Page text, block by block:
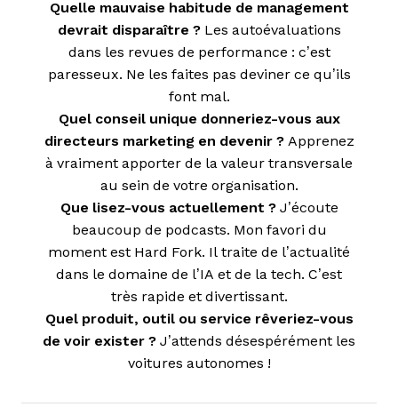
Quelle mauvaise habitude de management
devrait disparaître ?Les autoévaluations
dans les revues de performance : c’est
paresseux. Ne les faites pas deviner ce qu’ils
font mal.
Quel conseil unique donneriez-vous aux
directeurs marketing en devenir ?Apprenez
à vraiment apporter de la valeur transversale
au sein de votre organisation.
Que lisez-vous actuellement ? J’écoute
beaucoup de podcasts. Mon favori du
moment est Hard Fork. Il traite de l’actualité
dans le domaine de l’IA et de la tech. C’est
très rapide et divertissant.
Quel produit, outil ou service rêveriez-vous
de voir exister ? J’attends désespérément les
voitures autonomes !